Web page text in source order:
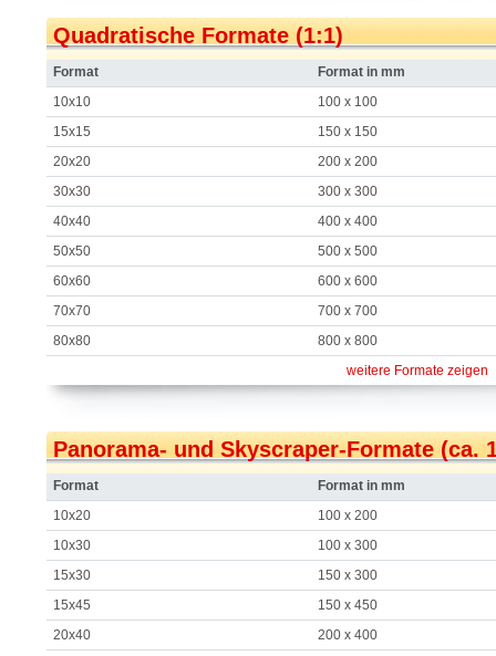
Quadratische Formate (1:1)
Format
Format in mm
10x10
100 x 100
15x15
150 x 150
20x20
200 x 200
30x30
300 x 300
40x40
400 x 400
50x50
500 x 500
60x60
600 x 600
70x70
700 x 700
80x80
800 x 800
weitere Formate zeigen
Panorama- und Skyscraper-Formate (ca.
Format
Format in mm
10x20
100 x 200
10x30
100 x 300
15x30
150 x 300
15x45
150 x 450
20x40
200 x 400